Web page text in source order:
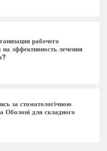
рабочего
на эффективность лечения
за стоматологічною
Оболоні для складного